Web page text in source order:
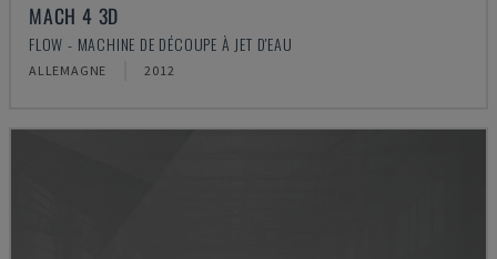
MACH 4 3D
FLOW - MACHINE DE DÉCOUPE À JET D'EAU
ALLEMAGNE 2012